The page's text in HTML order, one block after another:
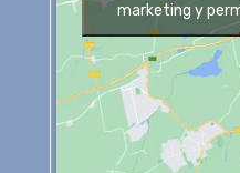
marketing y